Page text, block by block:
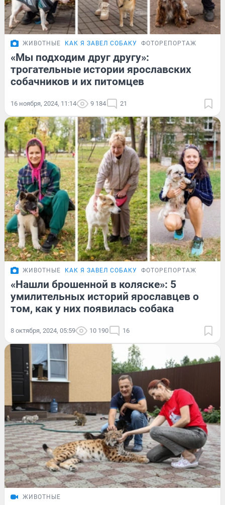
ЖИВОТНЫЕ КАК Я ЗАВЕЛ СОБАКУ ФОТОРЕПОРТАЖ
«Мы подходим друг другу»:
трогательные истории ярославских
собачников и их питомцев
16 ноября, 2024, 11:14 9 184 21
ЖИВОТНЫЕ КАК Я ЗАВЕЛ СОБАКУ ФОТОРЕПОРТАЖ
«Нашли брошенной в коляске»: 5
умилительных историй ярославцев о
том, как у них появилась собака
8 октября, 2024, 05:59 10 190 16
ЖИВОТНЫЕ